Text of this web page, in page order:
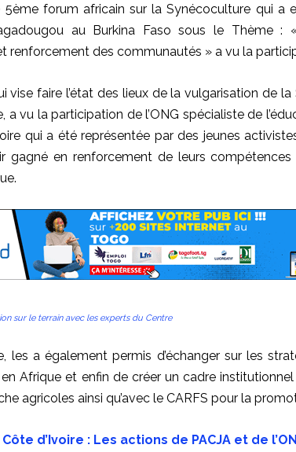
5èmeforum africain sur la Synécoculture qui a
au Burkina Faso sous le Thème :
renforcement des communautés » a vu la
vise faire l’état des lieux de la vulgarisation de la
a vu la participation de l’ONG spécialiste de
qui a été représentée par des jeunes
gagné en renforcement de leurs compétences
.
sur le terrain avec les experts du Centre
les a égalementpermis d’échanger sur les
Afrique et enfin de créer uncadre institutionnel
agricoles ainsi qu’avec le CARFS pour la
Côte d’Ivoire : Les actions de PACJA et de